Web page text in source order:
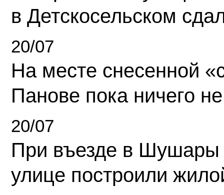
в Детскосельском
20/07
На месте снесенной
Панове пока ничего
20/07
При въезде в Шушары
улице построили